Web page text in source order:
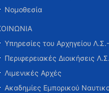
Νομοθεσία
Υπηρεσίες του Αρχηγείου
Περιφερειακές Διοικήσεις
Λιμενικές Αρχές
Ακαδημίες Εμπορικού